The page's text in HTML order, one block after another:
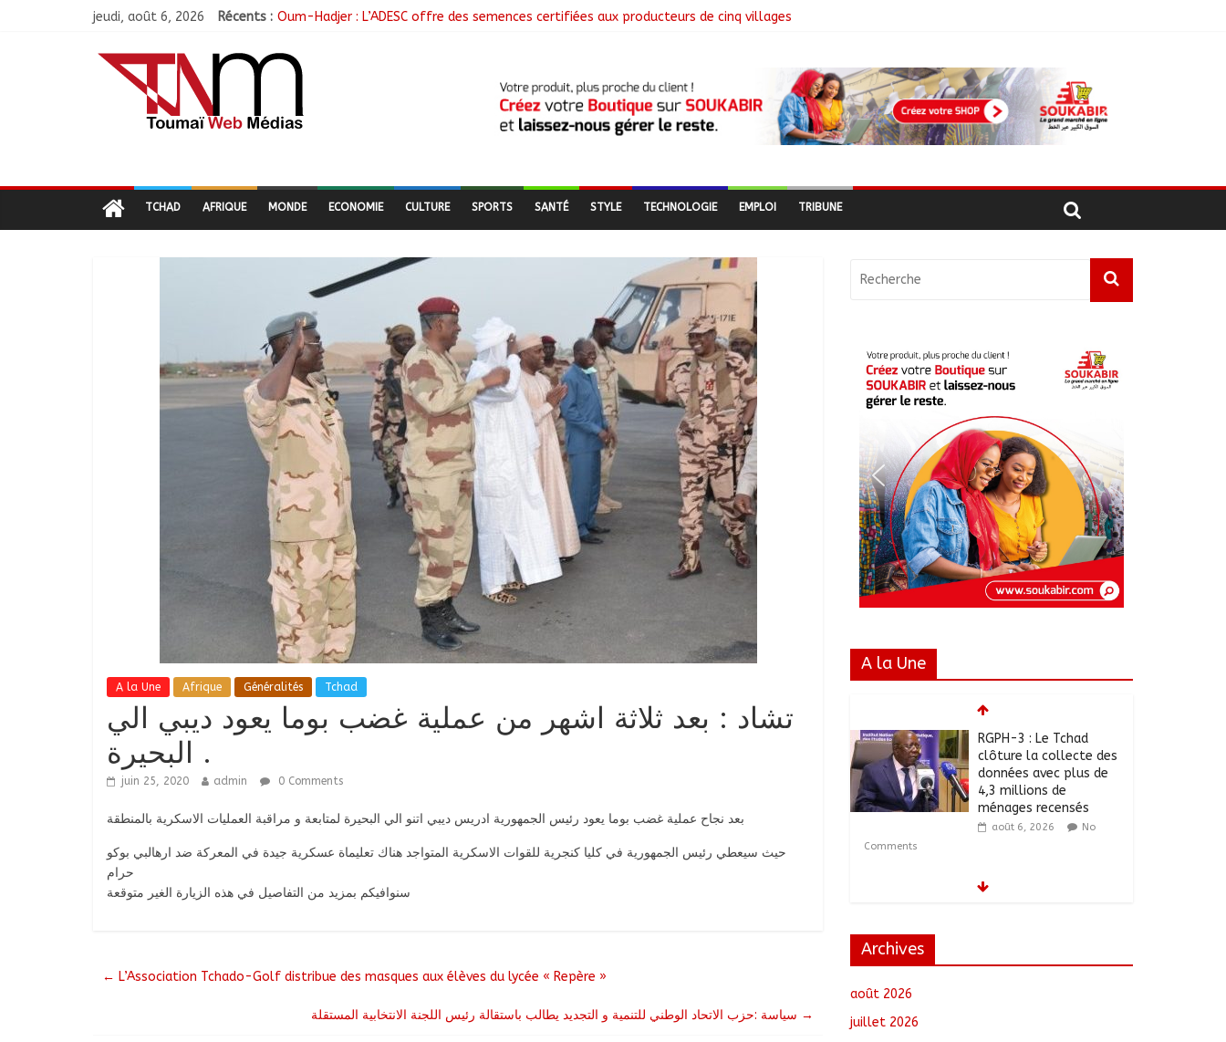
jeudi, août 6, 2026 Récents : Oum-Hadjer : L’ADESC offre des semences certifiées aux producteurs de cinq villages
Tchad–Égypte : La Commission mixte relance les grands chantiers de coopération
Coopération aérienne : Air France salue les progrès du Tchad en matière de sûreté
Nigeria : 308 otages libérés lors d’une vaste opération de sauvetage
TCHAD AFRIQUE MONDE ECONOMIE CULTURE SPORTS SANTÉ STYLE TECHNOLOGIE EMPLOI TRIBUNE
A la Une Afrique Généralités Tchad
تشاد : بعد ثلاثة اشهر من عملية غضب بوما يعود ديبي الي
البحيرة .
juin 25, 2020 admin 0 Comments
بعد نجاح عملية غضب بوما يعود رئيس الجمهورية ادريس ديبي اتنو الي البحيرة لمتابعة و مراقبة العمليات الاسكرية بالمنطقة
حيث سيعطي رئيس الجمهورية في كليا كنجرية للقوات الاسكرية المتواجد هناك تعليماة عسكرية جيدة في المعركة ضد ارهالبي بوكو
حرام
سنوافيكم بمزيد من التفاصيل في هذه الزيارة الغير متوقعة
← L’Association Tchado-Golf distribue des masques aux élèves du lycée « Repère »
→
A la Une
RGPH-3 : Le Tchad
clôture la collecte des
données avec plus de
4,3 millions de
ménages recensés
août 6, 2026
No
Comments
Tchad–Égypte : La
Comments
Archives
août 2026
juillet 2026